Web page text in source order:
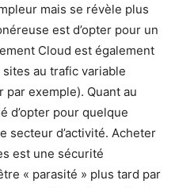
mais se révèle plus
est d’opter pour un
Cloud est également
au trafic variable
exemple). Quant au
d’opter pour quelque
secteur d’activité. Acheter
est une sécurité
« parasité » plus tard par